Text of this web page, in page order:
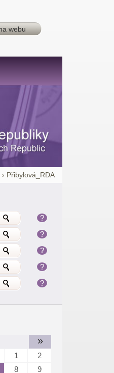
› Přibylová_RDA
?
?
?
?
?
»
1
2
8
9